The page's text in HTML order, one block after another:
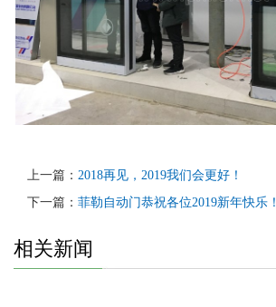
上一篇： 2018再见，2019我们会更好！
下一篇： 菲勒自动门恭祝各位2019新年快乐！
相关新闻